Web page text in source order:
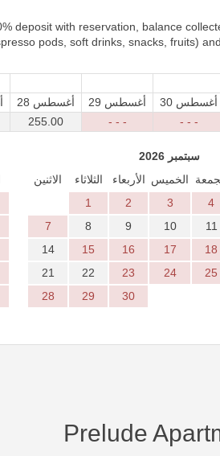
deposit with reservation, balance
pods, soft drinks, snacks, fruits)
28 أغسطس 29 أغسطس 30 أغسطس
255 .00 - - - - - -
سبتمبر 2026
الاثنين
الثلاثاء الأربعاء الخميس
1
2 3 4
7
8 9 10 11
14
15 16 17 18
21
22 23 24 25
28
29 30
Prelude